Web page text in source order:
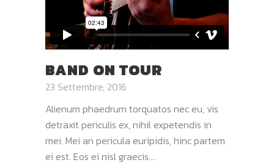
BAND ON TOUR
23 Settembre, 2016
Alienum phaedrum torquatos nec eu, vis
detraxit periculis ex, nihil expetendis in
mei. Mei an pericula euripidis, hinc partem
ei est. Eos ei nisl graecis....